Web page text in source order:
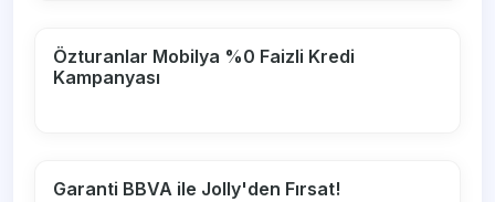
Özturanlar Mobilya %0 Faizli Kredi
Kampanyası
Garanti BBVA ile Jolly'den Fırsat!